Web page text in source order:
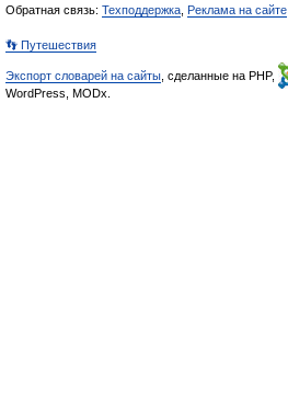
Обратная связь: Техподдержка Реклама на сайте
👣 Путешествия
Экспорт словарей на сайты , сделанные на PHP,
WordPress, MODx.